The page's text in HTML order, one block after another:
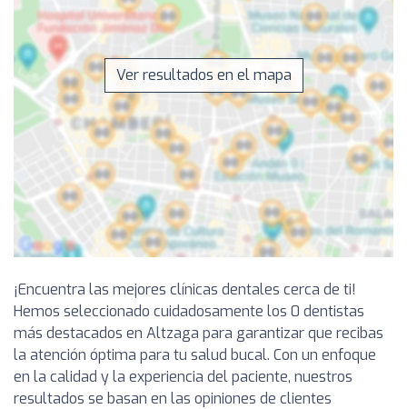
Ver resultados en el mapa
¡Encuentra las mejores clínicas dentales cerca de ti!
Hemos seleccionado cuidadosamente los 0 dentistas
más destacados en Altzaga para garantizar que recibas
la atención óptima para tu salud bucal. Con un enfoque
en la calidad y la experiencia del paciente, nuestros
resultados se basan en las opiniones de clientes